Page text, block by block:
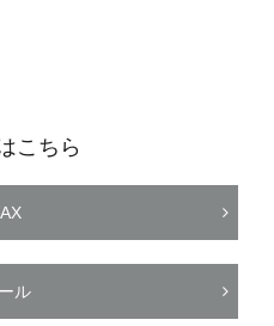
こちら
ル